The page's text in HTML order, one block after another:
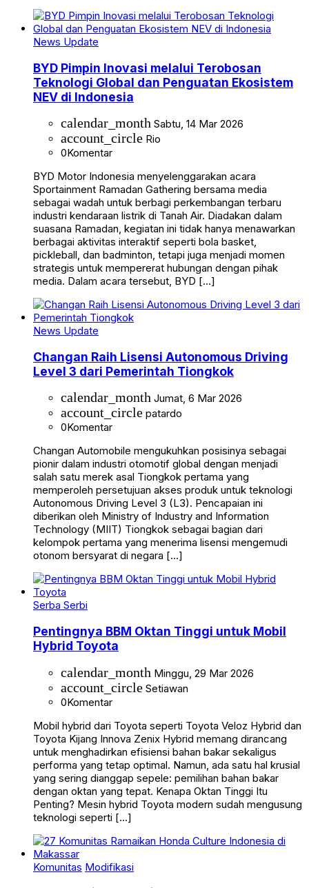
News Update
BYD Pimpin Inovasi melalui Terobosan
Teknologi Global dan Penguatan Ekosistem
NEV di Indonesia
calendar_month Sabtu, 14 Mar 2026
account_circle Rio
0Komentar
BYD Motor Indonesia menyelenggarakan acara
Sportainment Ramadan Gathering bersama media
sebagai wadah untuk berbagi perkembangan terbaru
industri kendaraan listrik di Tanah Air. Diadakan dalam
suasana Ramadan, kegiatan ini tidak hanya menawarkan
berbagai aktivitas interaktif seperti bola basket,
pickleball, dan badminton, tetapi juga menjadi momen
strategis untuk mempererat hubungan dengan pihak
media. Dalam acara tersebut, BYD […]
News Update
Changan Raih Lisensi Autonomous Driving
Level 3 dari Pemerintah Tiongkok
calendar_month Jumat, 6 Mar 2026
account_circle patardo
0Komentar
Changan Automobile mengukuhkan posisinya sebagai
pionir dalam industri otomotif global dengan menjadi
salah satu merek asal Tiongkok pertama yang
memperoleh persetujuan akses produk untuk teknologi
Autonomous Driving Level 3 (L3). Pencapaian ini
diberikan oleh Ministry of Industry and Information
Technology (MIIT) Tiongkok sebagai bagian dari
kelompok pertama yang menerima lisensi mengemudi
otonom bersyarat di negara […]
Serba Serbi
Pentingnya BBM Oktan Tinggi untuk Mobil
Hybrid Toyota
calendar_month Minggu, 29 Mar 2026
account_circle Setiawan
0Komentar
Mobil hybrid dari Toyota seperti Toyota Veloz Hybrid dan
Toyota Kijang Innova Zenix Hybrid memang dirancang
untuk menghadirkan efisiensi bahan bakar sekaligus
performa yang tetap optimal. Namun, ada satu hal krusial
yang sering dianggap sepele: pemilihan bahan bakar
dengan oktan yang tepat. Kenapa Oktan Tinggi Itu
Penting? Mesin hybrid Toyota modern sudah mengusung
teknologi seperti […]
Komunitas Modifikasi